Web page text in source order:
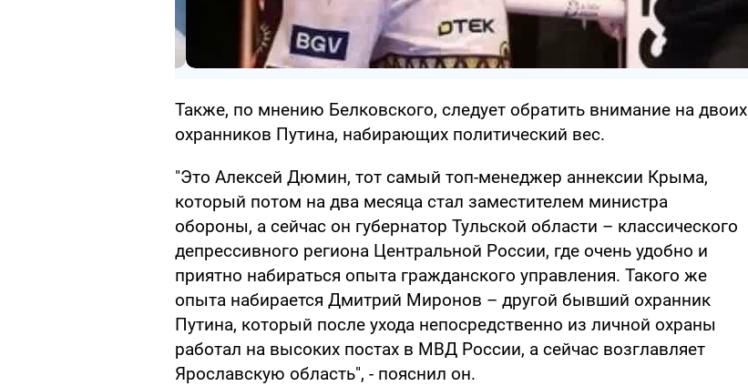
Также, по мнению Белковского, следует обратить внимание на двоих
охранников Путина, набирающих политический вес.
"Это Алексей Дюмин, тот самый топ-менеджер аннексии Крыма,
который потом на два месяца стал заместителем министра
обороны, а сейчас он губернатор Тульской области – классического
депрессивного региона Центральной России, где очень удобно и
приятно набираться опыта гражданского управления. Такого же
опыта набирается Дмитрий Миронов – другой бывший охранник
Путина, который после ухода непосредственно из личной охраны
работал на высоких постах в МВД России, а сейчас возглавляет
Ярославскую область", - пояснил он.